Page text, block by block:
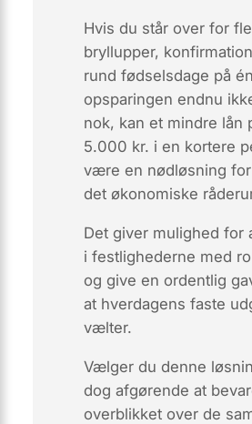
Hvis du står over for
bryllupper,
rund fødselsdage på
opsparingen endnu
nok, kan et mindre lån
5.000 kr. i en kortere
være en nødløsning
det økonomiske
Det giver mulighed for
i festlighederne med
og give en ordentlig
at hverdagens faste
vælter.
Vælger du denne
dog afgørende at
overblikket over de